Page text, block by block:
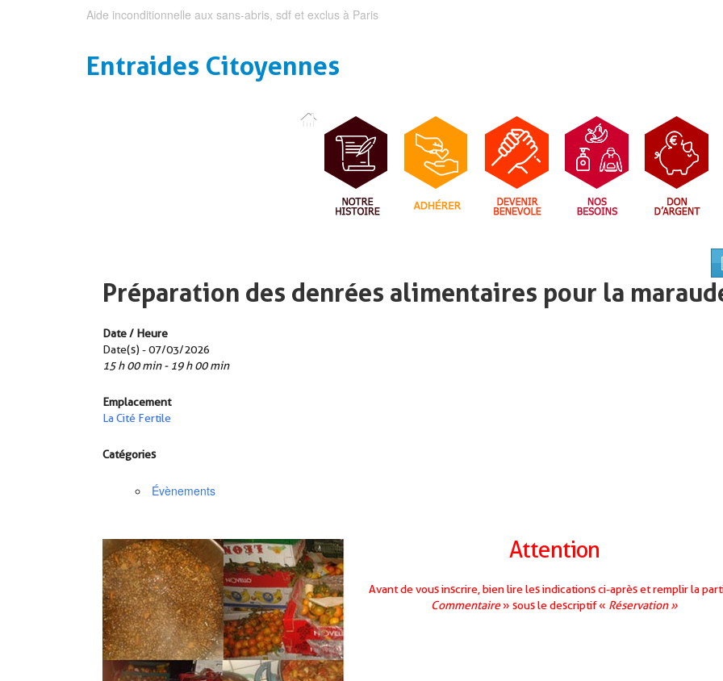
Aide inconditionnelle aux sans-abris, sdf et exclus à Paris
Entraides Citoyennes
Préparation des denrées alimentaires pour la
Date / Heure
Date(s) - 07/03/2026
15 h 00 min - 19 h 00 min
Emplacement
La Cité Fertile
Catégories
Évènements
Attention
Avant de vous inscrire, bien lire les indications ci-aprèset remplir la
Commentaire» sous le descriptif « Réservation »